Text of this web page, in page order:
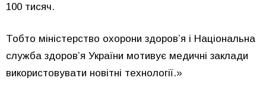
100 тисяч.
Тобто міністерство охорони здоров’я і Національна
служба здоров’я України мотивує медичні заклади
використовувати новітні технології.»